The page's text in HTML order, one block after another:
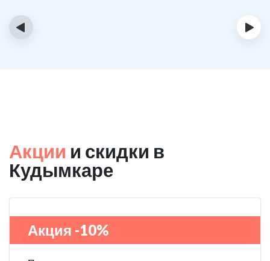
‹ ›
Акции и скидки в
Кудымкаре
Акция -10%